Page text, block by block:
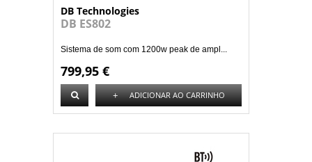
DB Technologies
DB ES802
Sistema de som com 1200w peak de ampl...
799,95 €
+ ADICIONAR AO CARRINHO